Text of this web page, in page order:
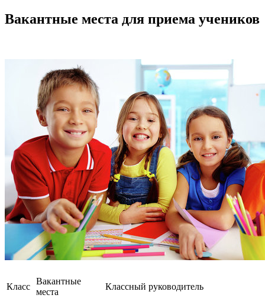
Вакантные места для приема учеников
Класс
Вакантные
места
Классный руководитель